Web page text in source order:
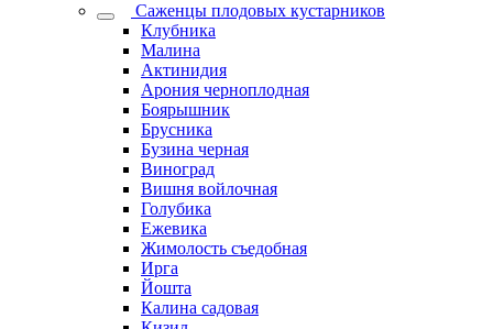
Саженцы плодовых кустарников
Клубника
Малина
Актинидия
Арония черноплодная
Боярышник
Брусника
Бузина черная
Виноград
Вишня войлочная
Голубика
Ежевика
Жимолость съедобная
Ирга
Йошта
Калина садовая